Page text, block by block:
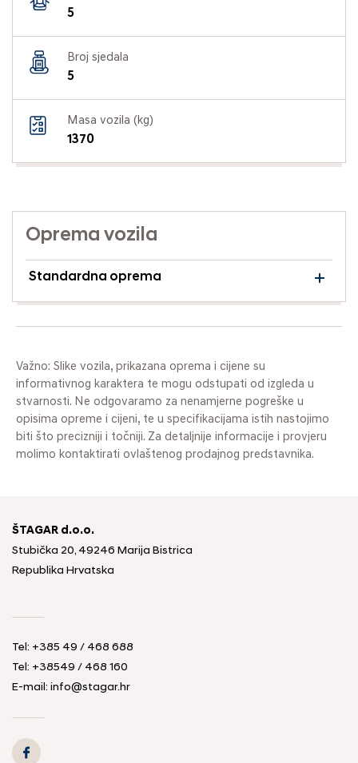
5
Broj sjedala
5
Masa vozila (kg)
1370
Oprema vozila
Standardna oprema
Važno: Slike vozila, prikazana oprema i cijene su
informativnog karaktera te mogu odstupati od izgleda u
stvarnosti. Ne odgovaramo za nenamjerne pogreške u
opisima opreme i cijeni, te u specifikacijama istih nastojimo
biti što precizniji i točniji. Za detaljnije informacije i provjeru
molimo kontaktirati ovlaštenog prodajnog predstavnika.
ŠTAGAR d.o.o.
Stubička 20, 49246 Marija Bistrica
Republika Hrvatska
Tel: +385 49 / 468 688
Tel: +38549 / 468 160
E-mail: info@stagar.hr